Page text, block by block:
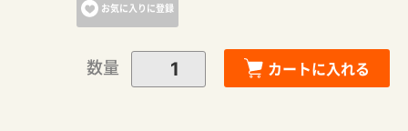
お気に入りに登録
数量 カートに入れる